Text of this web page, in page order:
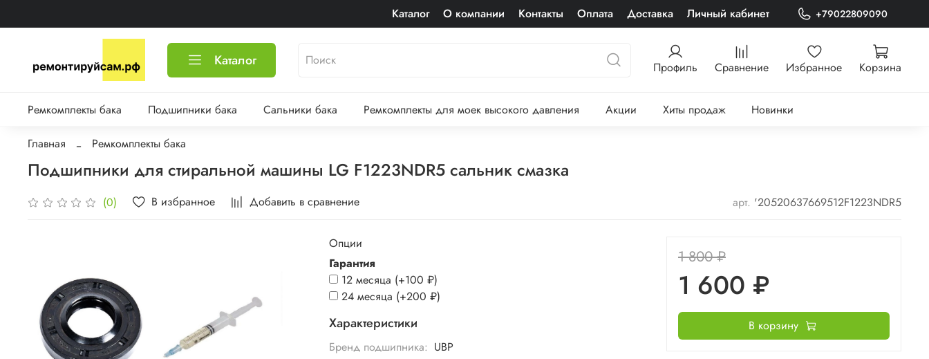
Каталог О компании Контакты Оплата Доставка Личный кабинет +79022809090
Каталог Профиль Сравнение Избранное Корзина
Ремкомплекты бака Подшипники бака Сальники бака Ремкомплекты для моек высокого давления Акции Хиты продаж Новинки
Главная Ремкомплекты бака
Подшипники для стиральной машины LG F1223NDR5 сальник смазка
(0) В избранное Добавить в сравнение арт. '20520637669512F1223NDR5
Опции
Гарантия
12 месяца (+100 ₽)
24 месяца (+200 ₽)
Характеристики
Бренд подшипника: UBP
1 800 ₽
1 600 ₽
В корзину